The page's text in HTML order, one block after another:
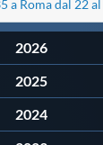
a Roma dal 22
2026
2025
2024